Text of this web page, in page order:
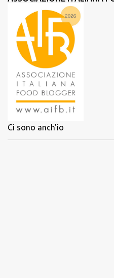
Ci sono anch'io